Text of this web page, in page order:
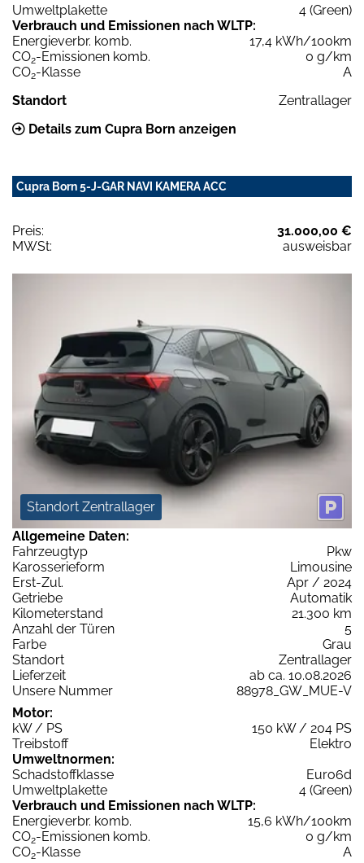
Umweltplakette
4 (Green)
Verbrauch und Emissionen nach WLTP:
Energieverbr. komb.
17,4 kWh/100km
CO2-Emissionen komb.
0 g/km
CO2-Klasse
A
Standort
Zentrallager
Details zum Cupra Born anzeigen
Cupra Born 5-J-GAR NAVI KAMERA ACC
Preis:
31.000,00 €
MWSt:
ausweisbar
Standort Zentrallager
Allgemeine Daten:
Fahrzeugtyp
Pkw
Karosserieform
Limousine
Erst-Zul.
Apr / 2024
Getriebe
Automatik
Kilometerstand
21.300 km
Anzahl der Türen
5
Farbe
Grau
Standort
Zentrallager
Lieferzeit
ab ca. 10.08.2026
Unsere Nummer
88978_GW_MUE-V
Motor:
kW / PS
150 kW / 204 PS
Treibstoff
Elektro
Umweltnormen:
Schadstoffklasse
Euro6d
Umweltplakette
4 (Green)
Verbrauch und Emissionen nach WLTP:
Energieverbr. komb.
15,6 kWh/100km
CO2-Emissionen komb.
0 g/km
CO2-Klasse
A